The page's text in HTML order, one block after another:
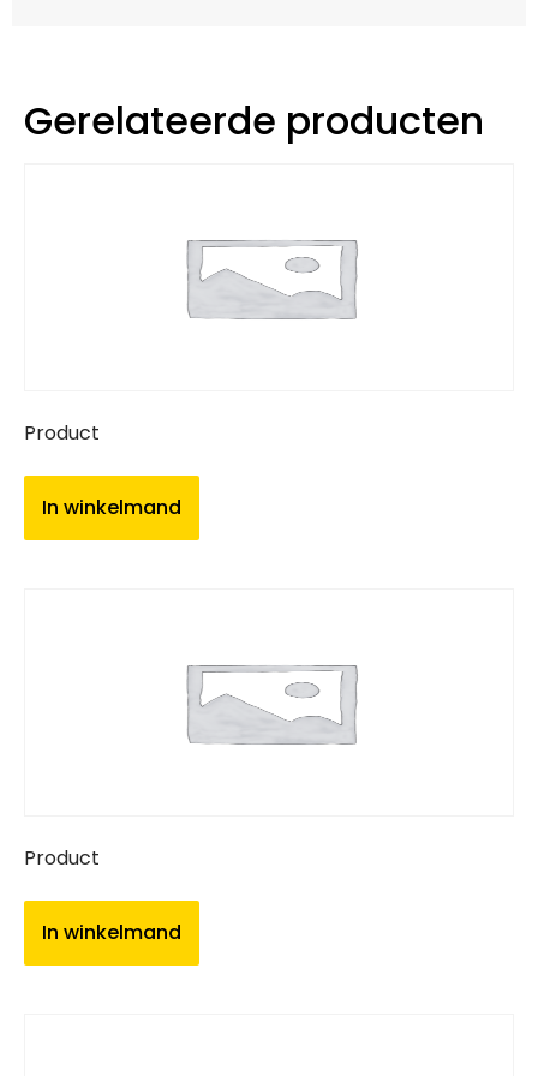
Gerelateerde producten
Product
In winkelmand
Product
In winkelmand